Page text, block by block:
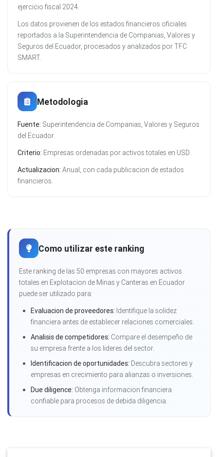
ejercicio fiscal 2024.
Los datos provienen de los estados financieros oficiales
reportados a la Superintendencia de Companias, Valores y
Seguros del Ecuador, procesados y analizados por TFC
SMART.
Metodologia
Fuente: Superintendencia de Companias, Valores y Seguros
del Ecuador.
Criterio: Empresas ordenadas por activos totales en USD.
Actualizacion: Anual, con cada publicacion de estados
financieros.
Como utilizar este ranking
Este ranking de las 50 empresas con mayores activos
totales en Explotacion de Minas y Canteras en Ecuador
puede ser utilizado para:
Evaluacion de proveedores: Identifique la solidez
financiera antes de establecer relaciones comerciales.
Analisis de competidores: Compare el desempeño de
su empresa frente a los lideres del sector.
Identificacion de oportunidades: Descubra sectores y
empresas en crecimiento para alianzas o inversiones.
Due diligence: Obtenga informacion financiera
confiable para procesos de debida diligencia.